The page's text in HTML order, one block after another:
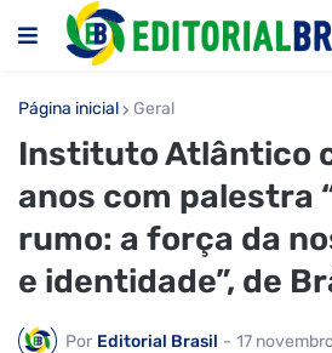
Página inicial Geral
Instituto Atlântico
anos com palestra
rumo: a força da
e identidade”, de
Por Editorial Brasil - 17